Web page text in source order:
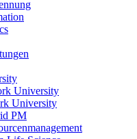
University
University
PM